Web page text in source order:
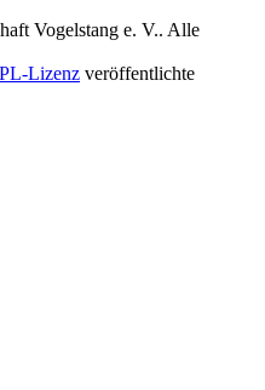
Vogelstang e. V.. Alle
Lizenz veröffentlichte